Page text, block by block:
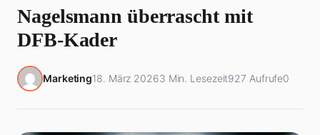
Nagelsmann überrascht mit
DFB-Kader
Marketing18. März 20263 Min. Lesezeit927 Aufrufe0